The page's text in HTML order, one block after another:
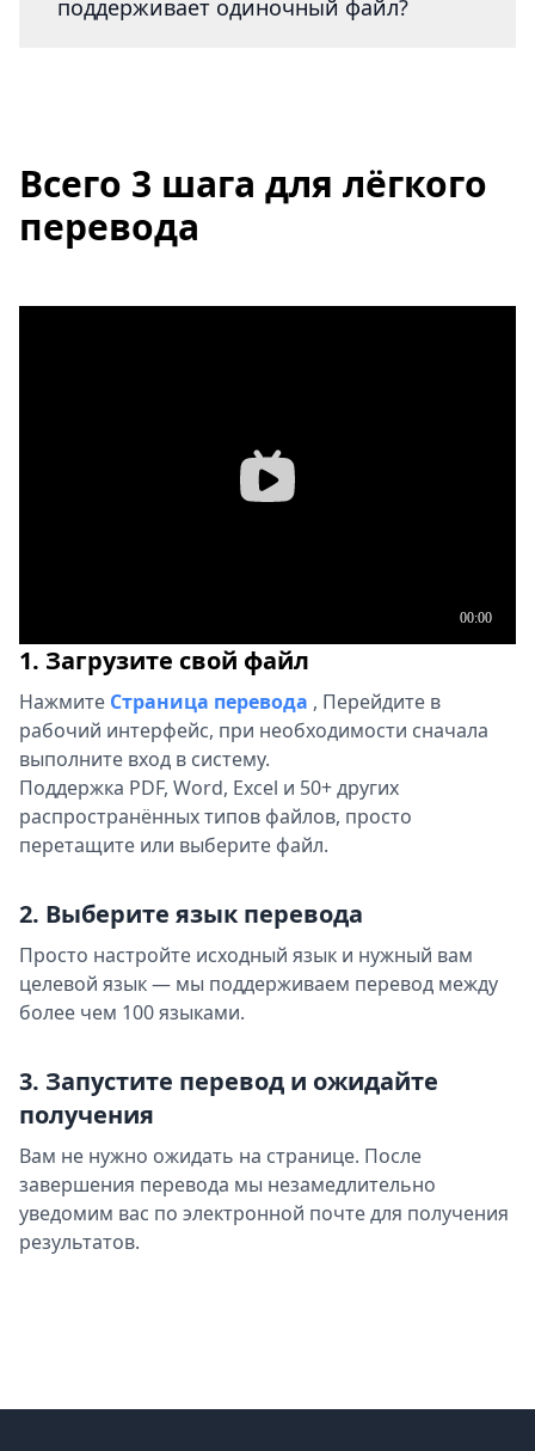
поддерживает одиночный файл?
Всего 3 шага для лёгкого
перевода
1. Загрузите свой файл
Нажмите Страница перевода , Перейдите в
рабочий интерфейс, при необходимости сначала
выполните вход в систему.
Поддержка PDF, Word, Excel и 50+ других
распространённых типов файлов, просто
перетащите или выберите файл.
2. Выберите язык перевода
Просто настройте исходный язык и нужный вам
целевой язык — мы поддерживаем перевод между
более чем 100 языками.
3. Запустите перевод и ожидайте
получения
Вам не нужно ожидать на странице. После
завершения перевода мы незамедлительно
уведомим вас по электронной почте для получения
результатов.